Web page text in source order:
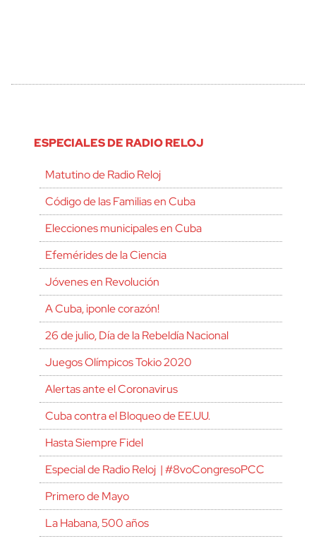
ESPECIALES DE RADIO RELOJ
Matutino de Radio Reloj
Código de las Familias en Cuba
Elecciones municipales en Cuba
Efemérides de la Ciencia
Jóvenes en Revolución
A Cuba, ¡ponle corazón!
26 de julio, Día de la Rebeldía Nacional
Juegos Olímpicos Tokio 2020
Alertas ante el Coronavirus
Cuba contra el Bloqueo de EE.UU.
Hasta Siempre Fidel
Especial de Radio Reloj | #8voCongresoPCC
Primero de Mayo
La Habana, 500 años